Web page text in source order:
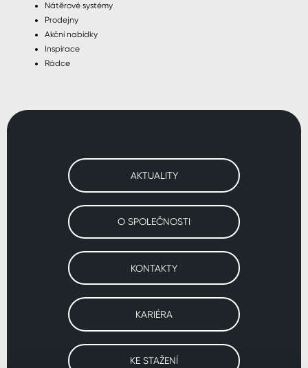
Nátěrové systémy
Prodejny
Akční nabídky
Inspirace
Rádce
AKTUALITY
O SPOLEČNOSTI
KONTAKTY
KARIÉRA
KE STAŽENÍ